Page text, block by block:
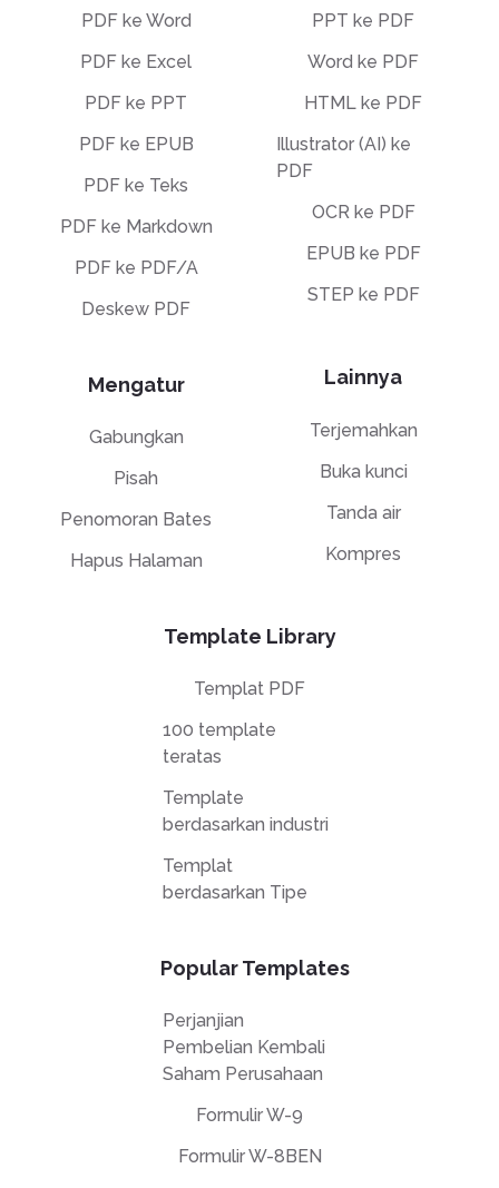
PDF ke Word
PDF ke Excel
PDF ke PPT
PDF ke EPUB
PDF ke Teks
PDF ke Markdown
PDF ke PDF/A
Deskew PDF
Mengatur
Gabungkan
Pisah
Penomoran Bates
Hapus Halaman
PPT ke PDF
Word ke PDF
HTML ke PDF
Illustrator (AI) ke
PDF
OCR ke PDF
EPUB ke PDF
STEP ke PDF
Lainnya
Terjemahkan
Buka kunci
Tanda air
Kompres
Template Library
Templat PDF
100 template
teratas
Template
berdasarkan industri
Templat
berdasarkan Tipe
Popular Templates
Perjanjian
Pembelian Kembali
Saham Perusahaan
Formulir W-9
Formulir W-8BEN